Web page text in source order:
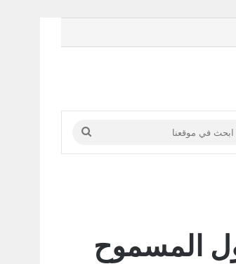
عمود جانبي
ابحث
في
جميع الدول المسموح